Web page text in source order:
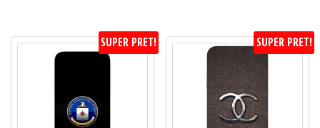
SUPER PRET! SUPER PRET!